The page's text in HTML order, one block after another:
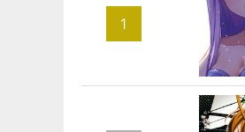
1